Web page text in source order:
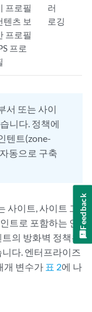
프로필
텐츠 보
프로필
프로
러
로깅
서 또는 사이
니다. 정책에
텐트(zone-
동으로 구축
이트, 사이트 그
트로 포함하는 인
의 방화벽 정책은
다. 엔터프라이즈
개 변수가 표 2에 나
Feedback